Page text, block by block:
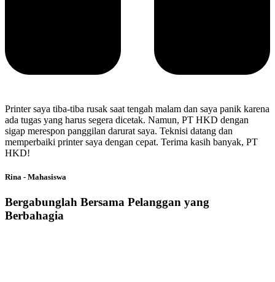
Printer saya tiba-tiba rusak saat tengah malam dan saya panik karena
ada tugas yang harus segera dicetak. Namun, PT HKD dengan
sigap merespon panggilan darurat saya. Teknisi datang dan
memperbaiki printer saya dengan cepat. Terima kasih banyak, PT
HKD!
Rina - Mahasiswa
Bergabunglah Bersama Pelanggan yang
Berbahagia